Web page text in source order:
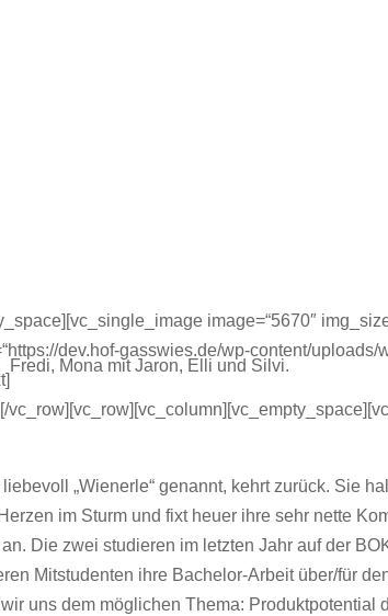
image=“5670″
dev.hof-gasswies.de/wp-content/
Fredi, Mona mit Jaron, Elli und Silvi.
„Wienerle“ genannt, kehrt zurück. Sie
im Sturm und fixt heuer ihre sehr nette
Die zwei studieren im letzten Jahr auf der
Mitstudenten ihre Bachelor-Arbeit über/für
uns dem möglichen Thema: Produktpotential